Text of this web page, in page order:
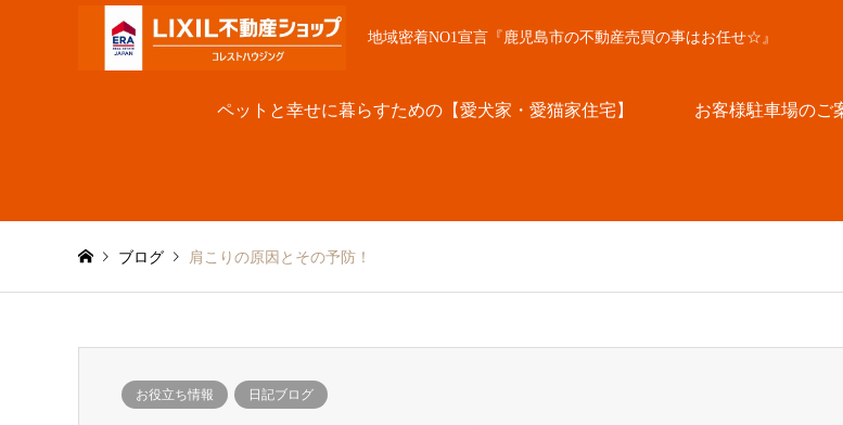
地域密着NO1宣言『鹿児島市の不動産売買の事はお任せ☆』
ペットと幸せに暮らすための【愛犬家・愛猫家住宅】 お客様駐車場のご
ブログ 肩こりの原因とその予防！
お役立ち情報 日記ブログ